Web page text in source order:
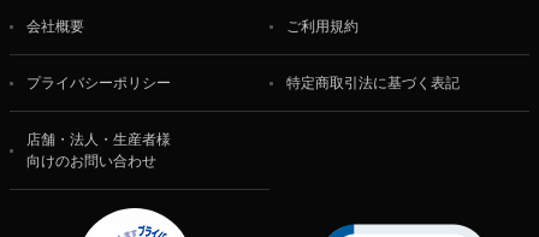
会社概要 ご利用規約
プライバシーポリシー 特定商取引法に基づく表記
店舗・法人・生産者様
向けのお問い合わせ